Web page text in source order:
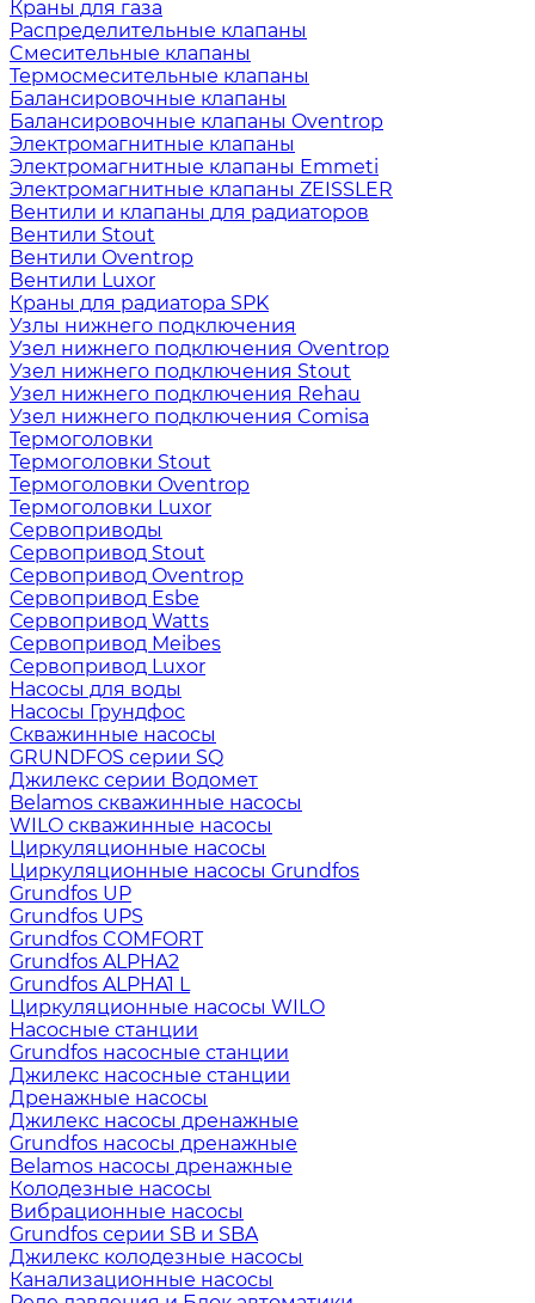
Краны для газа
Распределительные клапаны
Cмесительные клапаны
Термосмесительные клапаны
Балансировочные клапаны
Балансировочные клапаны Oventrop
Электромагнитные клапаны
Электромагнитные клапаны Emmeti
Электромагнитные клапаны ZEISSLER
Вентили и клапаны для радиаторов
Вентили Stout
Вентили Oventrop
Вентили Luxor
Краны для радиатора SPK
Узлы нижнего подключения
Узел нижнего подключения Oventrop
Узел нижнего подключения Stout
Узел нижнего подключения Rehau
Узел нижнего подключения Comisa
Термоголовки
Термоголовки Stout
Термоголовки Oventrop
Термоголовки Luxor
Сервоприводы
Сервопривод Stout
Сервопривод Oventrop
Сервопривод Esbe
Сервопривод Watts
Сервопривод Meibes
Сервопривод Luxor
Насосы для воды
Насосы Грундфос
Скважинные насосы
GRUNDFOS серии SQ
Джилекс серии Водомет
Belamos скважинные насосы
WILO скважинные насосы
Циркуляционные насосы
Циркуляционные насосы Grundfos
Grundfos UP
Grundfos UPS
Grundfos COMFORT
Grundfos ALPHA2
Grundfos ALPHA1 L
Циркуляционные насосы WILO
Насосные станции
Grundfos насосные станции
Джилекс насосные станции
Дренажные насосы
Джилекс насосы дренажные
Grundfos насосы дренажные
Belamos насосы дренажные
Колодезные насосы
Вибрационные насосы
Grundfos серии SB и SBA
Джилекс колодезные насосы
Канализационные насосы